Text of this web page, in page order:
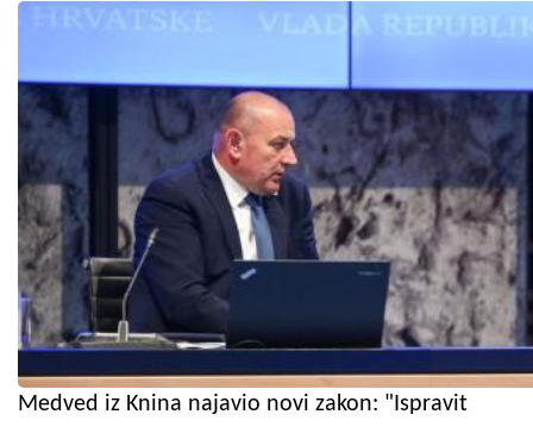
Medved iz Knina najavio novi zakon: "Ispravit